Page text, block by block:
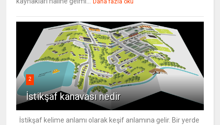
Daha fazla oku
2
İstikşaf kanavası nedir
İstikşaf kelime anlamı olarak keşif anlamına gelir. Bir yerde